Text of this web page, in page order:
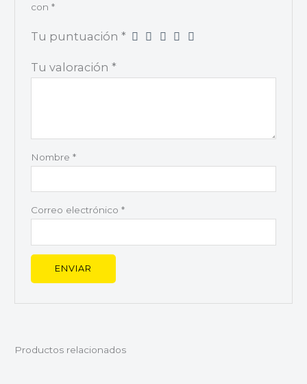
con *
Tu puntuación *
Tu valoración *
Nombre *
Correo electrónico *
Productos relacionados